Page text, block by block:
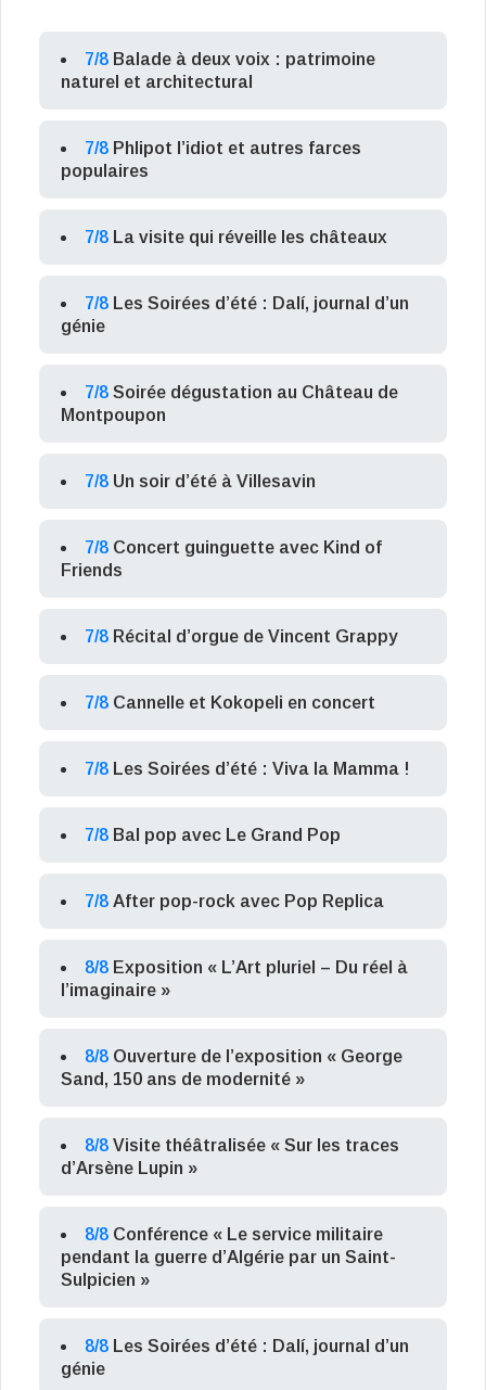
7/8 Balade à deux voix : patrimoine
naturel et architectural
7/8 Phlipot l’idiot et autres farces
populaires
7/8 La visite qui réveille les châteaux
7/8 Les Soirées d’été : Dalí, journal d’un
génie
7/8 Soirée dégustation au Château de
Montpoupon
7/8 Un soir d’été à Villesavin
7/8 Concert guinguette avec Kind of
Friends
7/8 Récital d’orgue de Vincent Grappy
7/8 Cannelle et Kokopeli en concert
7/8 Les Soirées d’été : Viva la Mamma !
7/8 Bal pop avec Le Grand Pop
7/8 After pop-rock avec Pop Replica
8/8 Exposition « L’Art pluriel – Du réel à
l’imaginaire »
8/8 Ouverture de l’exposition « George
Sand, 150 ans de modernité »
8/8 Visite théâtralisée « Sur les traces
d’Arsène Lupin »
8/8 Conférence « Le service militaire
pendant la guerre d’Algérie par un Saint-
Sulpicien »
8/8 Les Soirées d’été : Dalí, journal d’un
génie